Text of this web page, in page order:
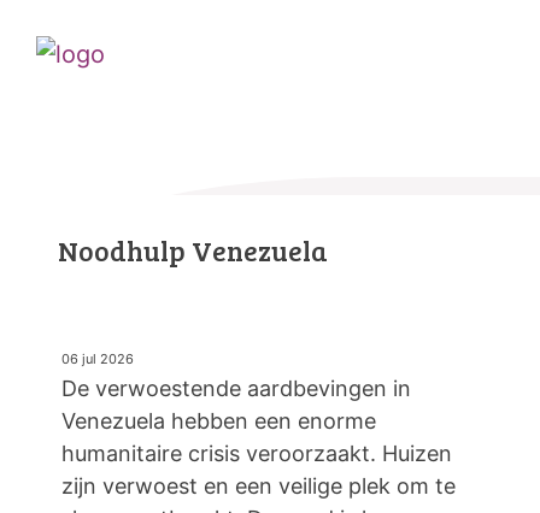
Noodhulp Venezuela
06 jul 2026
De verwoestende aardbevingen in
Venezuela hebben een enorme
humanitaire crisis veroorzaakt. Huizen
zijn verwoest en een veilige plek om te